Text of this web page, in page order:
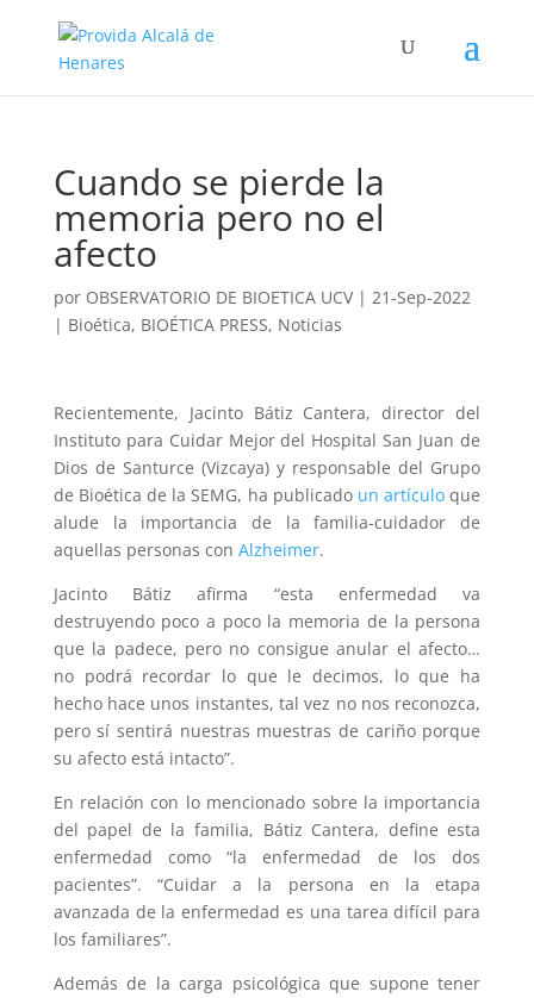
Cuando se pierde la
memoria pero no el
afecto
por OBSERVATORIO DE BIOETICA UCV| 21-Sep-2022
| Bioética, BIOÉTICA PRESS, Noticias
Recientemente, Jacinto Bátiz Cantera, director del
Instituto para Cuidar Mejor del Hospital San Juan de
Dios de Santurce (Vizcaya) y responsable del Grupo
de Bioética de la SEMG, ha publicado un artículo que
alude la importancia de la familia-cuidador de
aquellas personas con Alzheimer.
Jacinto Bátiz afirma “esta enfermedad va
destruyendo poco a poco la memoria de la persona
que la padece, pero no consigue anular el afecto…
no podrá recordar lo que le decimos, lo que ha
hecho hace unos instantes, tal vez no nos reconozca,
pero sí sentirá nuestras muestras de cariño porque
su afecto está intacto”.
En relación con lo mencionado sobre la importancia
del papel de la familia, Bátiz Cantera, define esta
enfermedad como “la enfermedad de los dos
pacientes”. “Cuidar a la persona en la etapa
avanzada de la enfermedad es una tarea difícil para
los familiares”.
Además de la carga psicológica que supone tener